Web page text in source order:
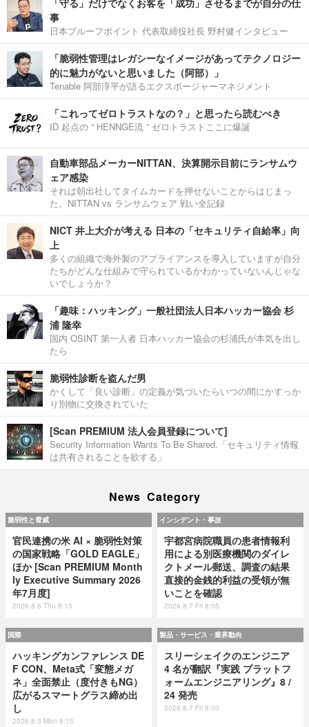
「守る」だけでなくお客を「成功」させるまでが自分の仕
事
日本プルーフポイント 代表取締役社長 野村健インタビュー
「脆弱性管理はレガシーなイメージがあってテクノロジー
的に魅力がないと思いました（阿部）」
Tenable 阿部淳平が語るエクスポージャーマネジメント
「これってゼロトラストなの？」と思ったら読むべき
ID 起点の “ HENNGE流 ” ゼロトラストここに爆誕
自動車部品メーカーNITTAN、決算開示目前にランサムウ
ェア感染
それは朝出社してタイムカードを押せないことからはじまっ
た。NITTAN vs ランサムウェア 戦い全記録
NICT 井上大介が考える 日本の「セキュリティ自給率」向
上
多くの組織で海外製のアプライアンスを導入していますが自分
たちがどんな仕組みで守られているかわかっていないんじゃな
いでしょうか？
「趣味：ハッキング」一般社団法人日本ハッカー協会 杉
浦 隆幸
国内 OSINT 第一人者 日本ハッカー協会の杉浦氏が本気を出し
たら
脆弱性診断を盗んだ男
かくして「良い診断」の定義が気づいたらいつの間にかすっか
り別物に交換されていた
[Scan PREMIUM 法人会員登録について]
Security Information Wants To Be Shared.「セキュリティ情報
は共有されることを欲する」
News Category
脆弱性と脅威
官民連携の米 AI × 脆弱性対策
の国家戦略「GOLD EAGLE」
ほか [Scan PREMIUM Month
ly Executive Summary 2026
年7月度]
2026.8.6 Thu 8:15
インシデント・事故
宇都宮病院職員の患者情報利
用による別医療機関のダイレ
クトメール郵送、調査の結果
直接的金銭的利益の受領が無
いことを確認
2026.8.7 Fri 8:05
国際
ハッキングカンファレンス DE
F CON、Meta式「変態メガ
ネ」全面禁止（度付きもNG）
広がるスマートグラス締め出
し
2026.8.3 Mon 8:15
製品・サービス・業界動向
スリーシェイクのエンジニア
4 名が翻訳『実践 プラットフ
ォームエンジニアリング』8 /
24 発売
2026.8.7 Fri 8:00